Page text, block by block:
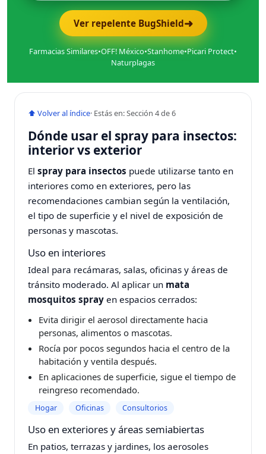
Ver repelente BugShield➜
Farmacias Similares•OFF! México•Stanhome•Picari Protect•
Naturplagas
⬆ Volver al índice· Estás en: Sección 4 de 6
Dónde usar el spray para insectos:
interior vs exterior
Elspray para insectos puede utilizarse tanto en
interiores como en exteriores, pero las
recomendaciones cambian según la ventilación,
el tipo de superficie y el nivel de exposición de
personas y mascotas.
Uso en interiores
Ideal para recámaras, salas, oficinas y áreas de
tránsito moderado. Al aplicar un mata
mosquitos spray en espacios cerrados:
Evita dirigir el aerosol directamente hacia
personas, alimentos o mascotas.
Rocía por pocos segundos hacia el centro de la
habitación y ventila después.
En aplicaciones de superficie, sigue el tiempo de
reingreso recomendado.
Hogar Oficinas Consultorios
Uso en exteriores y áreas semiabiertas
En patios, terrazas y jardines, los aerosoles